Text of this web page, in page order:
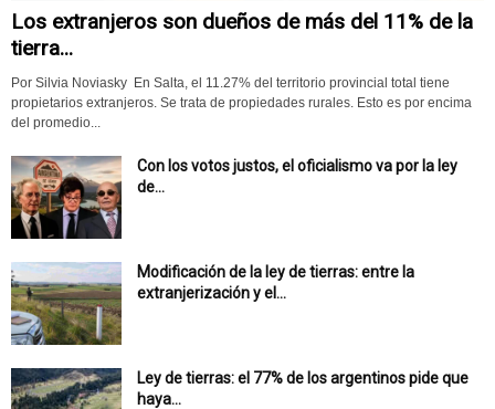
Los extranjeros son dueños de más del 11% de la
tierra...
Por Silvia Noviasky En Salta, el 11.27% del territorio provincial total tiene
propietarios extranjeros. Se trata de propiedades rurales. Esto es por encima
del promedio...
Con los votos justos, el oficialismo va por la ley
de...
Modificación de la ley de tierras: entre la
extranjerización y el...
Ley de tierras: el 77% de los argentinos pide que
haya...